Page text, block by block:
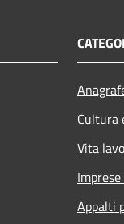
Cultura
Vita
Appalti